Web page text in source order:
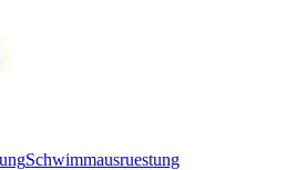
Schwimmausruestung